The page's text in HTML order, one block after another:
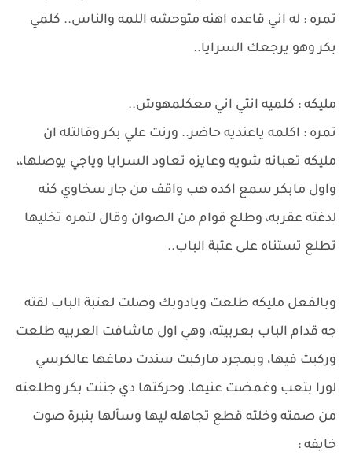
تمره : له اني قاعده اهنه متوحشه اللمه والناس.. كلمي
بكر وهو يرجعك السرايا..
مليكه : كلميه انتي اني معكلمهوش..
تمره : اكلمه ياعنديه حاضر.. ورنت علي بكر وقالتله ان
مليكه تعبانه شويه وعايزه تعاود السرايا وياجي يوصلها،،
واول مابكر سمع اكده هب واقف من جار سخاوي كنه
لدغته عقربه، وطلع قوام من الصوان وقال لتمره تخليها
تطلع تستناه على عتبة الباب..
وبالفعل مليكه طلعت ويادوبك وصلت لعتبة الباب لقته
جه قدام الباب بعربيته، وهي اول ماشافت العربيه طلعت
وركبت فيها، وبمجرد ماركبت سندت دماغها عالكرسي
لورا بتعب وغمضت عنيها، وحركتها دي جننت بكر وطلعته
من صمته وخلته قطع تجاهله ليها وسألها بنبرة صوت
خايفه :